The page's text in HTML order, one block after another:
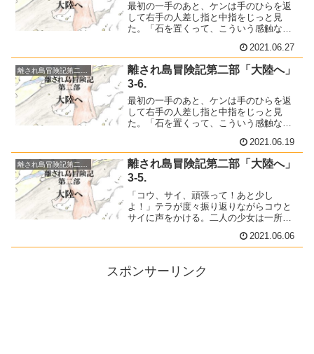
最初の一手のあと、ケンは手のひらを返
して右手の人差し指と中指をじっと見
た。「石を置くって、こういう感触なの
聞かせるようにケンはつぶやいた。「な
んだ、お前は本当に白黒を初めてやるの
か？」
2021.06.27
離され島冒険記第二部「大陸へ」
3-6.
最初の一手のあと、ケンは手のひらを返
して右手の人差し指と中指をじっと見
た。「石を置くって、こういう感触なの
聞かせるようにケンはつぶやいた。「な
んだ、お前は本当に白黒を初めてやるの
か？」
2021.06.19
離され島冒険記第二部「大陸へ」
離され島冒険記第二部「大陸へ」
3-5.
「コウ、サイ、頑張って！あと少し
よ！」テラが度々振り返りながらコウと
サイに声をかける。二人の少女は一所懸
が発する息の音が痛々しい。 2021.06.06
スポンサーリンク